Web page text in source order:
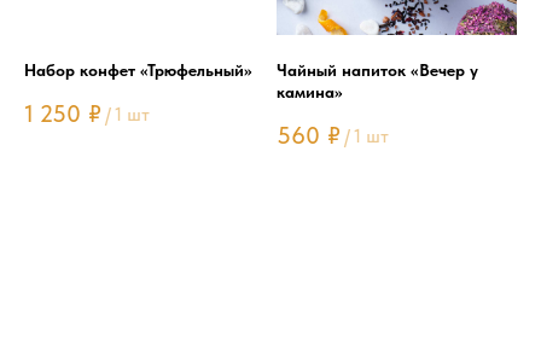
Набор конфет «Трюфельный»
1 250 ₽ /1 шт
Чайный напиток «Вечер у
камина»
560 ₽ /1 шт